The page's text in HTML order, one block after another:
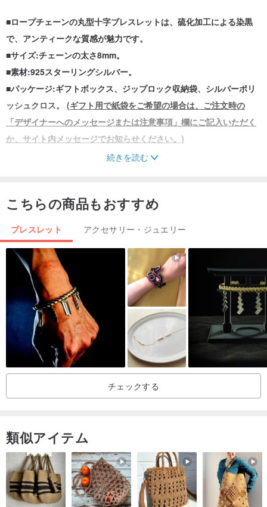
■ロープチェーンの丸型十字ブレスレットは、硫化加工による染黒
で、アンティークな質感が魅力です。
■サイズ:チェーンの太さ8mm。
■素材:925スターリングシルバー。
■パッケージ:ギフトボックス、ジップロック収納袋、シルバーポリ
ッシュクロス。
(ギフト用で紙袋をご希望の場合は、ご注文時の
「デザイナーへのメッセージまたは注意事項」欄にご記入いただく
か、サイト内メッセージでお知らせください。)
続きを読む
こちらの商品もおすすめ
ブレスレット アクセサリー・ジュエリー
チェックする
類似アイテム